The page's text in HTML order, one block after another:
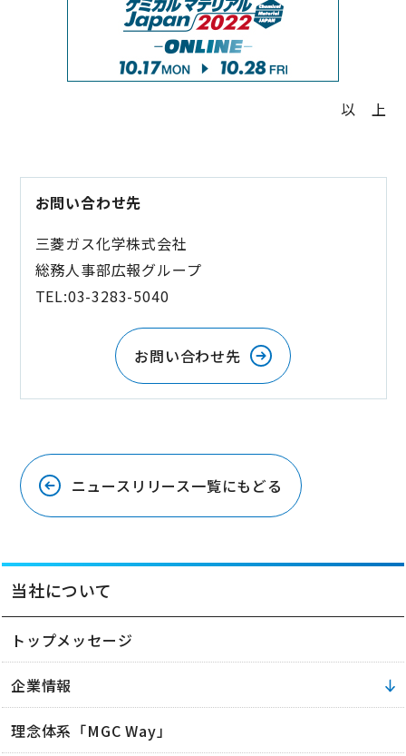
以 上
お問い合わせ先
三菱ガス化学株式会社
総務人事部広報グループ
TEL:03-3283-5040
お問い合わせ先
ニュースリリース一覧にもどる
当社について
トップメッセージ
企業情報
理念体系「MGC Way」